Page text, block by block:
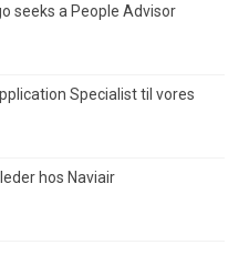
seeks a People Advisor
Specialist til vores
hos Naviair